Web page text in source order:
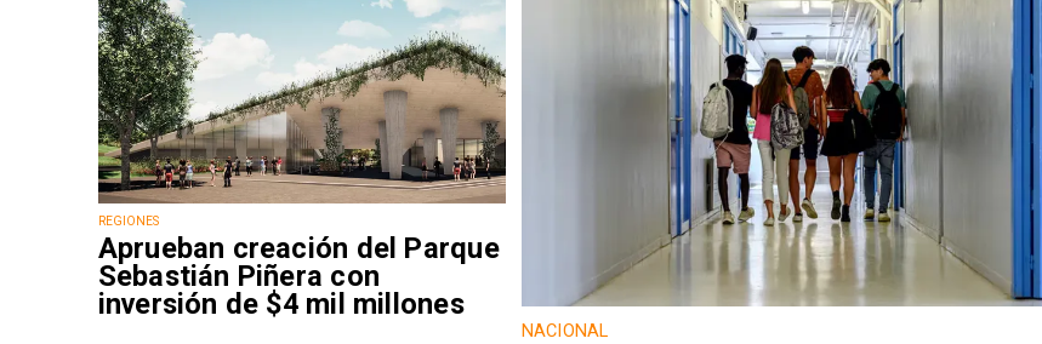
REGIONES
Aprueban creación del Parque
Sebastián Piñera con
inversión de $4 mil millones
NACIONAL